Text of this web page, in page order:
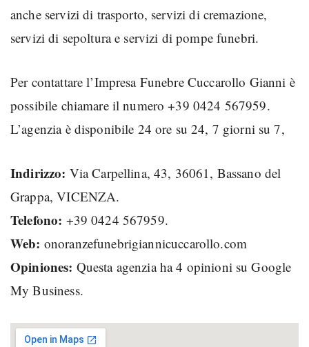
anche servizi di trasporto, servizi di cremazione,
servizi di sepoltura e servizi di pompe funebri.
Per contattare l’Impresa Funebre Cuccarollo Gianni è
possibile chiamare il numero +39 0424 567959.
L’agenzia è disponibile 24 ore su 24, 7 giorni su 7,
Indirizzo: Via Carpellina, 43, 36061, Bassano del
Grappa, VICENZA.
Telefono: +39 0424 567959.
Web: onoranzefunebrigiannicuccarollo.com
Opiniones: Questa agenzia ha 4 opinioni su Google
My Business.